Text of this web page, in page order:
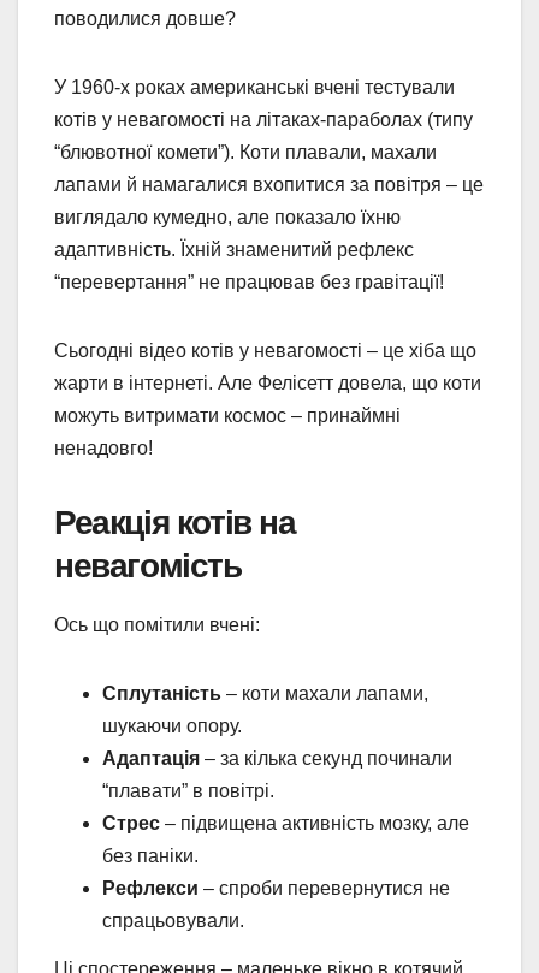
поводилися довше?
У 1960-х роках американські вчені тестували
котів у невагомості на літаках-параболах (типу
“блювотної комети”). Коти плавали, махали
лапами й намагалися вхопитися за повітря – це
виглядало кумедно, але показало їхню
адаптивність. Їхній знаменитий рефлекс
“перевертання” не працював без гравітації!
Сьогодні відео котів у невагомості – це хіба що
жарти в інтернеті. Але Фелісетт довела, що коти
можуть витримати космос – принаймні
ненадовго!
Реакція котів на
невагомість
Ось що помітили вчені:
Сплутаність – коти махали лапами,
шукаючи опору.
Адаптація – за кілька секунд починали
“плавати” в повітрі.
Стрес – підвищена активність мозку, але
без паніки.
Рефлекси – спроби перевернутися не
спрацьовували.
Ці спостереження – маленьке вікно в котячий